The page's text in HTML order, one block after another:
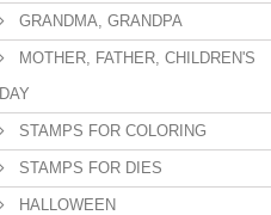
GRANDMA, GRANDPA
MOTHER, FATHER, CHILDREN'S
DAY
STAMPS FOR COLORING
STAMPS FOR DIES
HALLOWEEN